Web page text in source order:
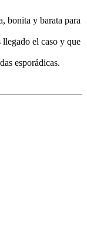
bonita y barata para
llegado el caso y que
esporádicas.